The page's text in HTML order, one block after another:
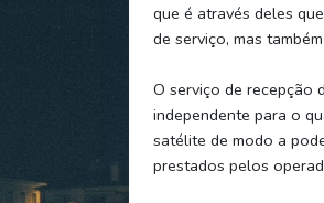
que é através deles
de serviço, mas
O serviço de recepção
independente para o
satélite de modo a
prestados pelos